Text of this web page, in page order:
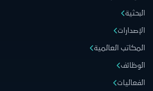
البحثية
الإصدارات
المكاتب العالمية
الوظائف
الفعاليات